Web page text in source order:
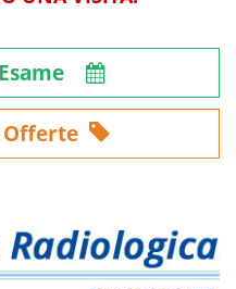
Offerte